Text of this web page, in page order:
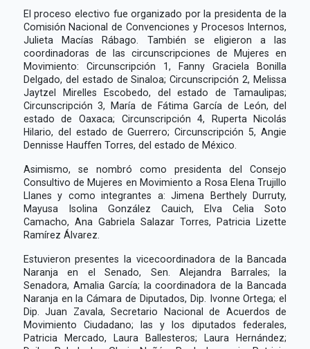
El proceso electivo fue organizado por la presidenta de la
Comisión Nacional de Convenciones y Procesos Internos,
Julieta Macías Rábago. También se eligieron a las
coordinadoras de las circunscripciones de Mujeres en
Movimiento: Circunscripción 1, Fanny Graciela Bonilla
Delgado, del estado de Sinaloa; Circunscripción 2, Melissa
Jaytzel Mirelles Escobedo, del estado de Tamaulipas;
Circunscripción 3, María de Fátima García de León, del
estado de Oaxaca; Circunscripción 4, Ruperta Nicolás
Hilario, del estado de Guerrero; Circunscripción 5, Angie
Dennisse Hauffen Torres, del estado de México.
Asimismo, se nombró como presidenta del Consejo
Consultivo de Mujeres en Movimiento a Rosa Elena Trujillo
Llanes y como integrantes a: Jimena Berthely Durruty,
Mayusa Isolina González Cauich, Elva Celia Soto
Camacho, Ana Gabriela Salazar Torres, Patricia Lizette
Ramírez Álvarez.
Estuvieron presentes la vicecoordinadora de la Bancada
Naranja en el Senado, Sen. Alejandra Barrales; la
Senadora, Amalia García; la coordinadora de la Bancada
Naranja en la Cámara de Diputados, Dip. Ivonne Ortega; el
Dip. Juan Zavala, Secretario Nacional de Acuerdos de
Movimiento Ciudadano; las y los diputados federales,
Patricia Mercado, Laura Ballesteros; Laura Hernández;